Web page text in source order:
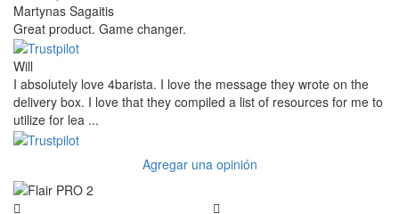
Martynas Sagaitis
Great product. Game changer.
Will
I absolutely love 4barista. I love the message they wrote on the
delivery box. I love that they compiled a list of resources for me to
utilize for lea ...
Agregar una opinión